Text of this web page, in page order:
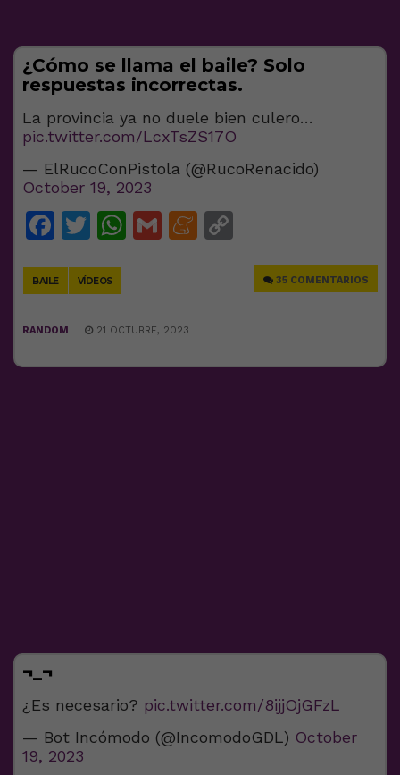
¿Cómo se llama el baile? Solo
respuestas incorrectas.
La provincia ya no duele bien culero…
pic.twitter.com/LcxTsZS17O
— ElRucoConPistola (@RucoRenacido)
October 19, 2023
Facebook
Twitter
WhatsApp
GmailMeneame
BAILE VÍDEOS 35 COMENTARIOS
RANDOM 21 OCTUBRE, 2023
¬_¬
¿Es necesario? pic.twitter.com/8ijjOjGFzL
— Bot Incómodo (@IncomodoGDL) October
19, 2023